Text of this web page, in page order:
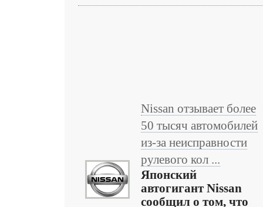
Nissan отзывает более
50 тысяч автомобилей
из-за неисправности
рулевого кол ...
Японский
автогигант Nissan
сообщил о том, что